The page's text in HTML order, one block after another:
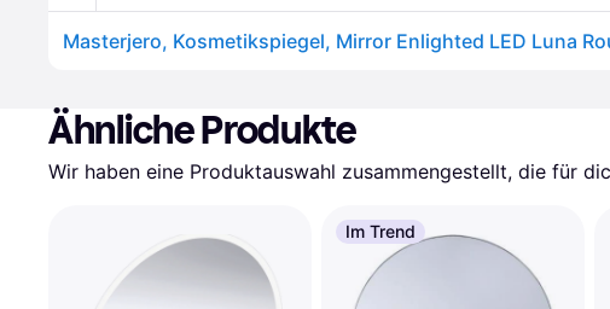
Ähnliche Produkte
Wir haben eine Produktauswahl zusammengestellt, die für
Im Trend